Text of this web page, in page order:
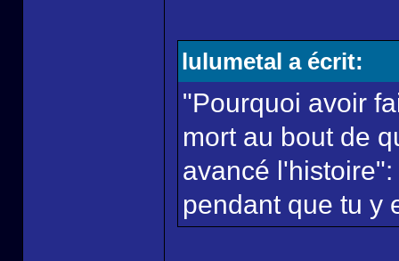
lulumetal a écrit:
"Pourquoi avoir
mort au bout de
avancé
pendant que tu y